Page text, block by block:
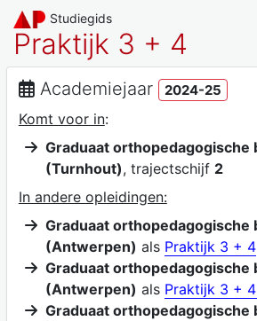
Studiegids
Praktijk 3 + 4
Academiejaar 2024-25
Komt voor in:
Graduaat orthopedagogische
(Turnhout), trajectschijf 2
In andere opleidingen:
Graduaat orthopedagogische
(Antwerpen) als Praktijk 3 + 4
Graduaat orthopedagogische
(Antwerpen) als Praktijk 3 +
Graduaat orthopedagogische